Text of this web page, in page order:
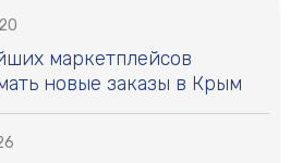
маркетплейсов
новые заказы в Крым